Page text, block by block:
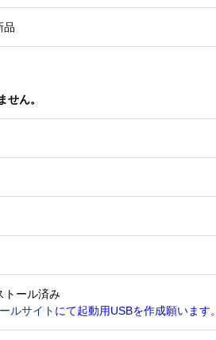
品
ん。
トール済み
ルサイト にて起動用USBを作成願います。